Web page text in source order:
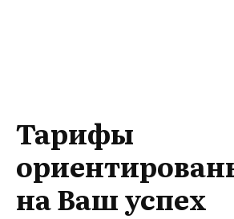
Тарифы
на Ваш успех